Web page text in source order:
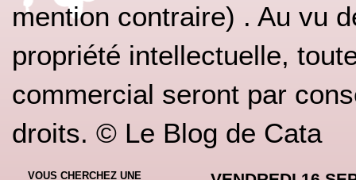
mention contraire) . Au vu
propriété intellectuelle,
commercial seront par
droits. © Le Blog de Cata
VOUS CHERCHEZ UNE